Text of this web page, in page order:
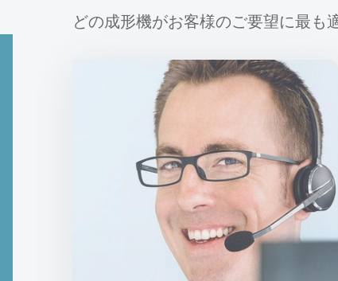
どの成形機がお客様のご要望に最も